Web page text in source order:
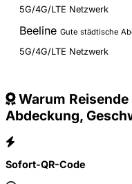
5G/4G/LTE Netzwerk
Beeline Gute städtische
5G/4G/LTE Netzwerk
Warum
Abdeckung,
Sofort-QR-Code